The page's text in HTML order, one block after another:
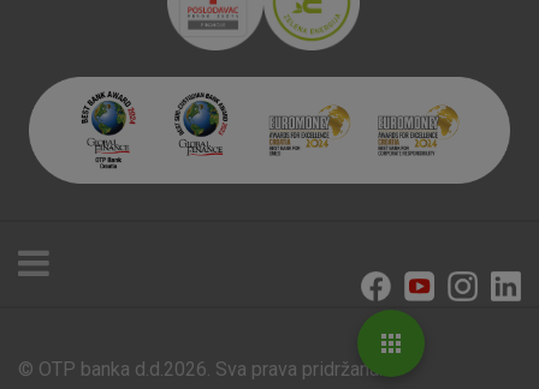
Poslovnice i bankomati
© OTP banka d.d.2026. Sva prava pridržana.